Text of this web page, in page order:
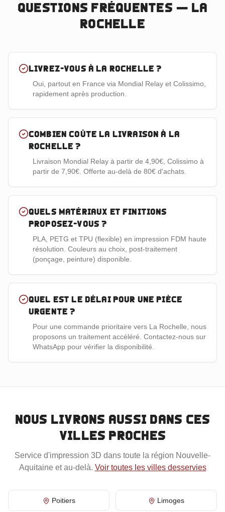
Questions fréquentes — La
Rochelle
Livrez-vous à La Rochelle ?
Oui, partout en France via Mondial Relay et Colissimo,
rapidement après production.
Combien coûte la livraison à La
Rochelle ?
Livraison Mondial Relay à partir de 4,90€, Colissimo à
partir de 7,90€. Offerte au-delà de 80€ d'achats.
Quels matériaux et finitions
proposez-vous ?
PLA, PETG et TPU (flexible) en impression FDM haute
résolution. Couleurs au choix, post-traitement
(ponçage, peinture) disponible.
Quel est le délai pour une pièce
urgente ?
Pour une commande prioritaire vers La Rochelle, nous
proposons un traitement accéléré. Contactez-nous sur
WhatsApp pour vérifier la disponibilité.
Nous livrons aussi dans ces
villes proches
Service d'impression 3D dans toute la région Nouvelle-
Aquitaine et au-delà. Voir toutes les villes desservies
Poitiers Limoges